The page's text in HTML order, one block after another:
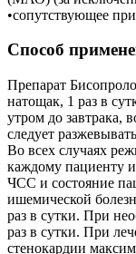
•сопутствующее
Способ
Препарат
натощак, 1 раз в
утром до завтрака,
следует
Во всех случаях
каждому пациенту
ЧСС и состояние
ишемической
раз в сутки. При
раз в сутки. При
стенокардии